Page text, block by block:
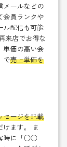
メールなどの
会員ランクや
ル配信も可能
来店でお得な
単価の高い会
で売上単価を
セージを記載
けます。 ま
時に「○○